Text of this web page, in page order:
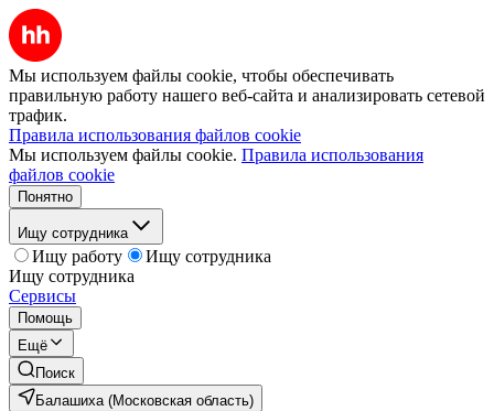
Мы используем файлы cookie, чтобы обеспечивать
правильную работу нашего веб-сайта и анализировать сетевой
трафик.
Правила использования файлов cookie
Мы используем файлы cookie. Правила использования
файлов cookie
Понятно
Ищу сотрудника
Ищу работу
Ищу сотрудника
Ищу сотрудника
Сервисы
Помощь
Ещё
Поиск
Балашиха (Московская область)